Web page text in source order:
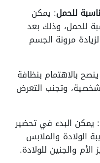
للحمل: يمكن
للحمل، وذلك بعد
مرونة الجسم
بالاهتمام بنظافة
وتجنب التعرض
: يمكن البدء في تحضير
الولادة والملابس
والجنين للولادة.